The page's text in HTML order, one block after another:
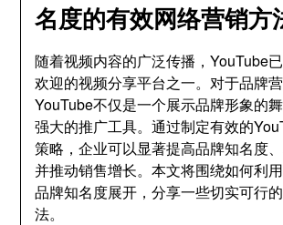
名度的有效网络营销方
随着视频内容的广泛传播，YouTube
欢迎的视频分享平台之一。对于品牌营
YouTube不仅是一个展示品牌形象的
强大的推广工具。通过制定有效的
策略，企业可以显著提高品牌知名度
并推动销售增长。本文将围绕如何利
品牌知名度展开，分享一些切实可行
法。